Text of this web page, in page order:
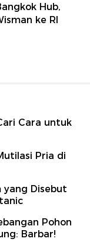
Hub,
ke RI
Cara untuk
Pria di
yang Disebut
Pohon
Barbar!